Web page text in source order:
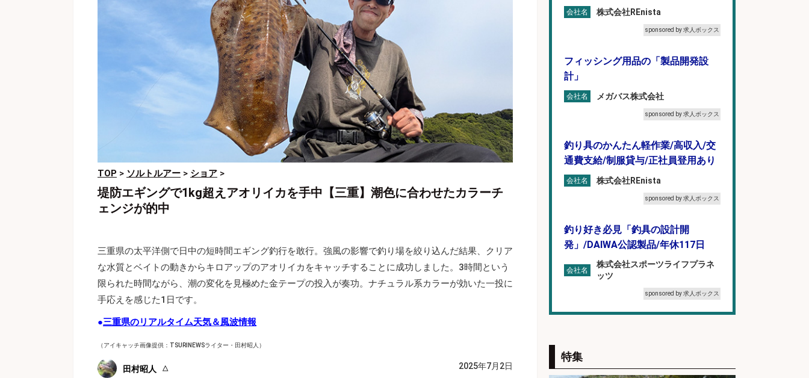
TOP > ソルトルアー > ショア >
堤防エギングで1kg超えアオリイカを手中【三重】潮色に合わせたカラーチ
ェンジが的中
三重県の太平洋側で日中の短時間エギング釣行を敢行。強風の影響で釣り場を絞り込んだ結果、クリア
な水質とベイトの動きからキロアップのアオリイカをキャッチすることに成功しました。3時間という
限られた時間ながら、潮の変化を見極めた金テープの投入が奏功。ナチュラル系カラーが効いた一投に
手応えを感じた1日です。
●三重県のリアルタイム天気＆風波情報
（アイキャッチ画像提供：TSURINEWSライター・田村昭人 ）
田村昭人 2025年7月2日
会社名 株式会社REnista
sponsored by 求人ボックス
フィッシング用品の「製品開発設
計」
会社名 メガバス株式会社
sponsored by 求人ボックス
釣り具のかんたん軽作業/高収入/交
通費支給/制服貸与/正社員登用あり
会社名 株式会社REnista
sponsored by 求人ボックス
釣り好き必見「釣具の設計開
発」/DAIWA公認製品/年休117日
会社名
株式会社スポーツライフプラネ
ッツ
sponsored by 求人ボックス
のピッキング作業など/残業少なめ/
日勤&土日休み/未経験OK!
特集